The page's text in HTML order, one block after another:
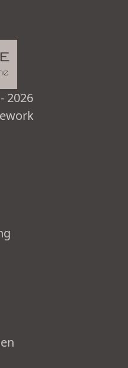
2026